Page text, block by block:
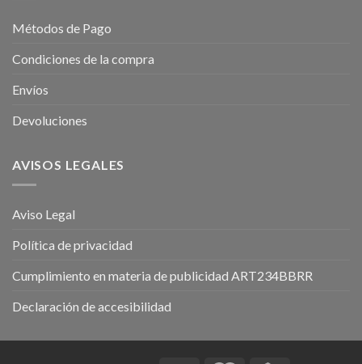
Métodos de Pago
Condiciones de la compra
Envíos
Devoluciones
AVISOS LEGALES
Aviso Legal
Política de privacidad
Cumplimiento en materia de publicidad ART234BBRR
Declaración de accesibilidad